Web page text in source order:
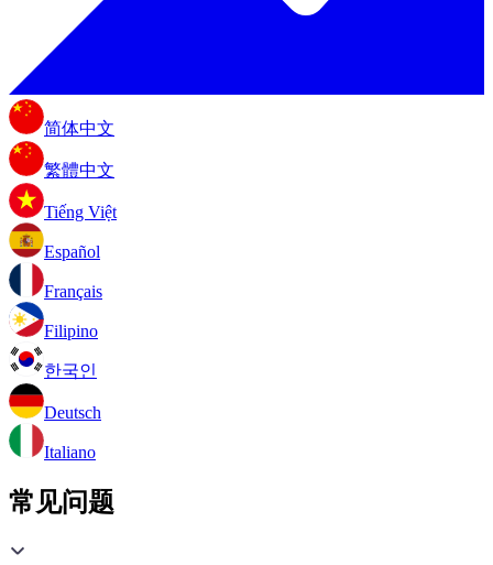
简体中文
繁體中文
Tiếng Việt
Español
Français
Filipino
한국인
Deutsch
Italiano
常见问题